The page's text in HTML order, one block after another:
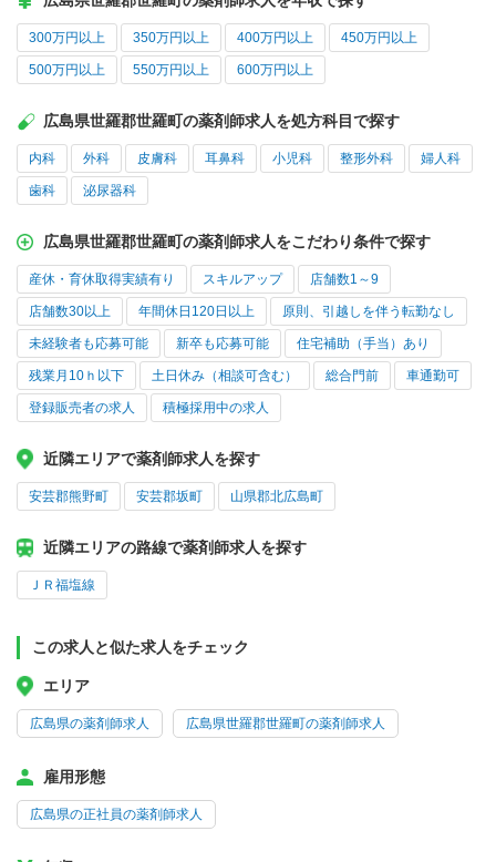
300万円以上 350万円以上 400万円以上 450万円以上
500万円以上 550万円以上 600万円以上
広島県世羅郡世羅町の薬剤師求人を処方科目で探す
内科 外科 皮膚科 耳鼻科 小児科 整形外科 婦人科
歯科 泌尿器科
広島県世羅郡世羅町の薬剤師求人をこだわり条件で探す
産休・育休取得実績有り スキルアップ 店舗数1～9
店舗数30以上 年間休日120日以上 原則、引越しを伴う転勤なし
未経験者も応募可能 新卒も応募可能 住宅補助（手当）あり
残業月10ｈ以下 土日休み（相談可含む） 総合門前 車通勤可
登録販売者の求人 積極採用中の求人
近隣エリアで薬剤師求人を探す
安芸郡熊野町 安芸郡坂町 山県郡北広島町
近隣エリアの路線で薬剤師求人を探す
ＪＲ福塩線
この求人と似た求人をチェック
エリア
広島県の薬剤師求人 広島県世羅郡世羅町の薬剤師求人
雇用形態
広島県の正社員の薬剤師求人